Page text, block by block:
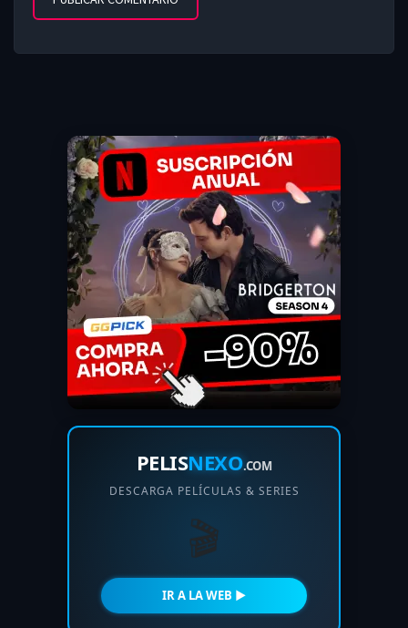
PELISNEXO.COM
DESCARGA PELÍCULAS & SERIES
🎬
IR A LA WEB ►